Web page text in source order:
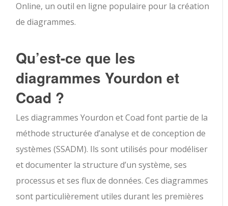
Online, un outil en ligne populaire pour la création
de diagrammes.
Qu’est-ce que les
diagrammes Yourdon et
Coad ?
Les diagrammes Yourdon et Coad font partie de la
méthode structurée d’analyse et de conception de
systèmes (SSADM). Ils sont utilisés pour modéliser
et documenter la structure d’un système, ses
processus et ses flux de données. Ces diagrammes
sont particulièrement utiles durant les premières